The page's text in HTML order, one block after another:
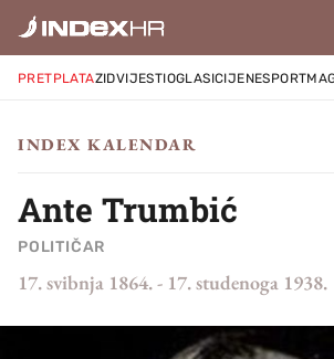
PRETPLATAZIDVIJESTIOGLASICIJENESPORT
INDEX KALENDAR
Ante Trumbić
POLITIČAR
17. svibnja 1864.- 17. studenoga 1938.